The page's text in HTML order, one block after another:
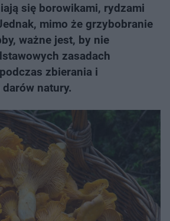
się borowikami, rydzami
mimo że grzybobranie
ważne jest, by nie
zasadach
zbierania i
natury.